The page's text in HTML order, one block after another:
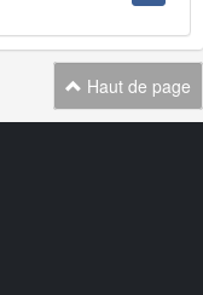
Haut de page